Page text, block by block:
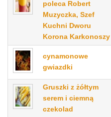
poleca Robert
Muzyczka, Szef
Kuchni Dworu
Korona Karkonoszy
cynamonowe
gwiazdki
Gruszki z żółtym
serem i ciemną
czekolad